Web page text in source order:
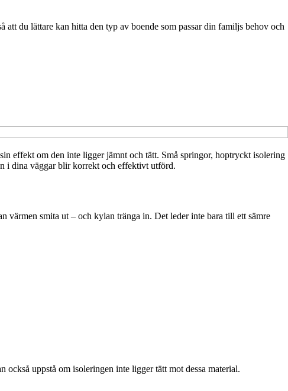
du lättare kan hitta den typ av boende som passar din familjs behov och
effekt om den inte ligger jämnt och tätt. Små springor, hoptryckt isolering
i dina väggar blir korrekt och effektivt utförd.
värmen smita ut – och kylan tränga in. Det leder inte bara till ett sämre
uppstå om isoleringen inte ligger tätt mot dessa material.